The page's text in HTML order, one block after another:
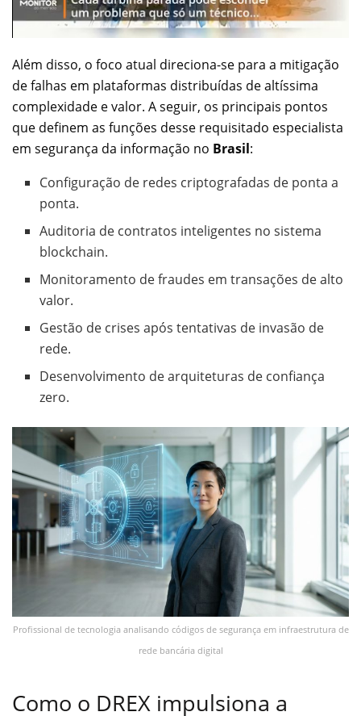
Além disso, o foco atual direciona-se para a mitigação
de falhas em plataformas distribuídas de altíssima
complexidade e valor. A seguir, os principais pontos
que definem as funções desse requisitado especialista
em segurança da informação no Brasil:
Configuração de redes criptografadas de ponta a
ponta.
Auditoria de contratos inteligentes no sistema
blockchain.
Monitoramento de fraudes em transações de alto
valor.
Gestão de crises após tentativas de invasão de
rede.
Desenvolvimento de arquiteturas de confiança
zero.
Profissional de tecnologia analisando códigos de segurança em infraestrutura de
rede bancária digital
Como o DREX impulsiona a